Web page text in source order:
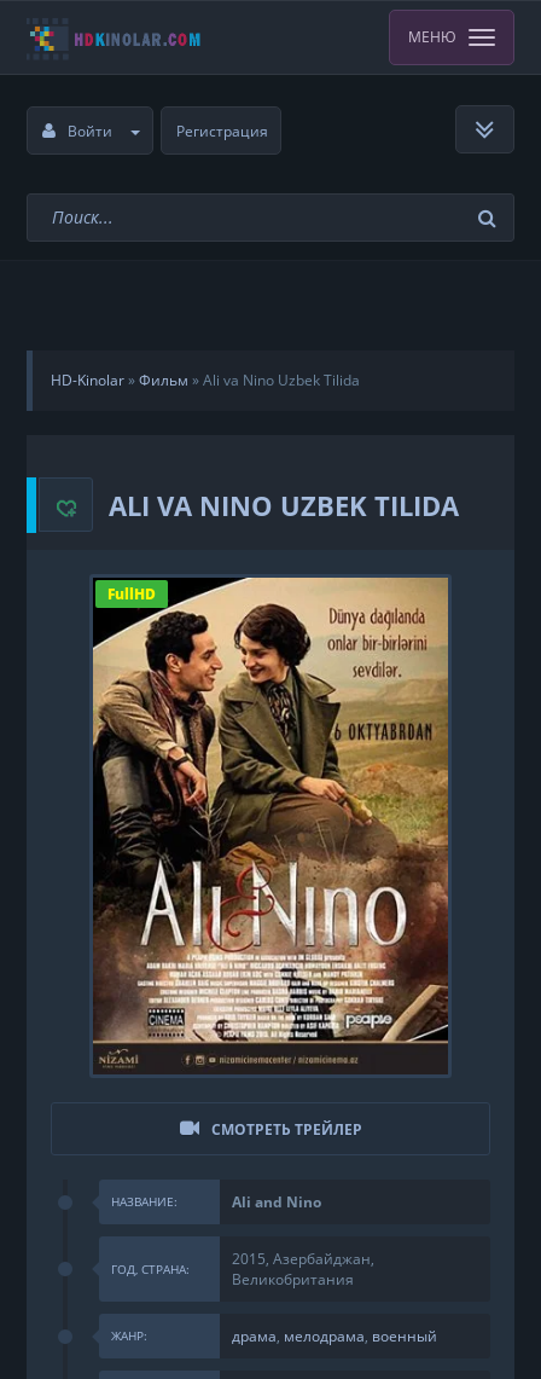
МЕНЮ
Войти Регистрация
HD-Kinolar»Фильм »Ali va Nino Uzbek Tilida
ALI VA NINO UZBEK TILIDA
FullHD
СМОТРЕТЬ ТРЕЙЛЕР
НАЗВАНИЕ: Ali and Nino
ГОД, СТРАНА:
2015, Азербайджан,
Великобритания
ЖАНР: драма, мелодрама, военный